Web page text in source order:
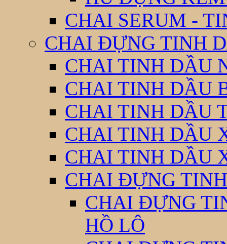
CHAI SERUM -
CHAI ĐỰNG TINH
CHAI TINH DẦU
CHAI TINH DẦU
CHAI TINH DẦU
CHAI TINH DẦU
CHAI TINH DẦU
CHAI ĐỰNG
CHAI ĐỰNG
HỒ LÔ